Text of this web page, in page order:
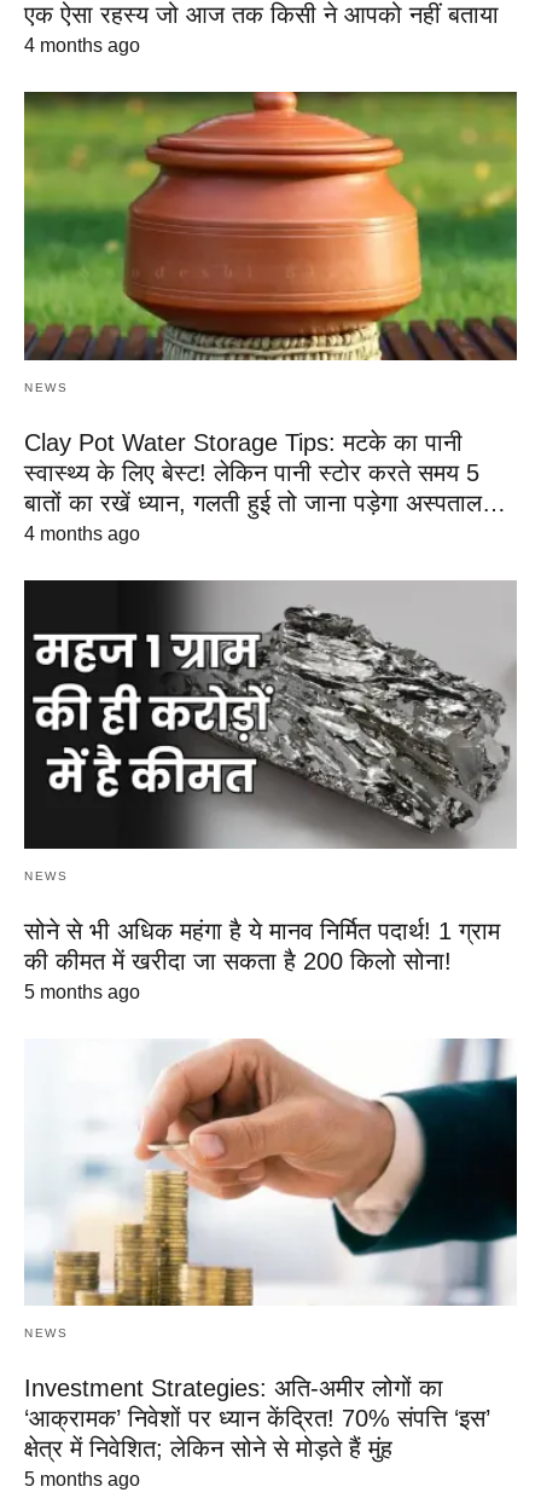
एक ऐसा रहस्य जो आज तक किसी ने आपको नहीं बताया
4 months ago
NEWS
Clay Pot Water Storage Tips: मटके का पानी
स्वास्थ्य के लिए बेस्ट! लेकिन पानी स्टोर करते समय 5
बातों का रखें ध्यान, गलती हुई तो जाना पड़ेगा अस्पताल…
4 months ago
NEWS
सोने से भी अधिक महंगा है ये मानव निर्मित पदार्थ! 1 ग्राम
की कीमत में खरीदा जा सकता है 200 किलो सोना!
5 months ago
NEWS
Investment Strategies: अति-अमीर लोगों का
‘आक्रामक’ निवेशों पर ध्यान केंद्रित! 70% संपत्ति ‘इस’
क्षेत्र में निवेशित; लेकिन सोने से मोड़ते हैं मुंह
5 months ago